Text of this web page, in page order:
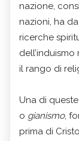
nazione,
nazioni, ha
ricerche
il rango di
Una di queste
o gianismo,
prima di